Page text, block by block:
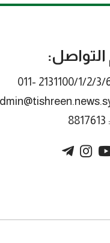
التواصل: